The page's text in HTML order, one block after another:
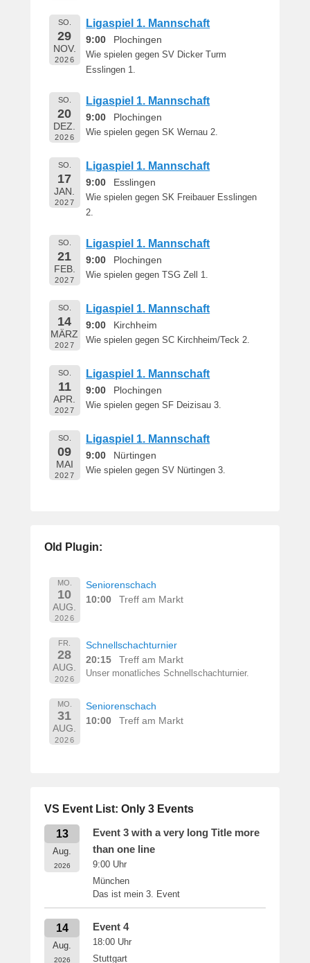
a
M
SO.
29
NOV.
2026
Ligaspiel 1. Mannschaft
9:00 Plochingen
Wie spielen gegen SV Dicker Turm
Esslingen 1.
SO.
20
DEZ.
2026
Ligaspiel 1. Mannschaft
9:00 Plochingen
Wie spielen gegen SK Wernau 2.
SO.
17
JAN.
2027
Ligaspiel 1. Mannschaft
9:00 Esslingen
Wie spielen gegen SK Freibauer Esslingen
2.
SO.
21
FEB.
2027
Ligaspiel 1. Mannschaft
9:00 Plochingen
Wie spielen gegen TSG Zell 1.
SO.
14
MÄRZ
2027
Ligaspiel 1. Mannschaft
9:00 Kirchheim
Wie spielen gegen SC Kirchheim/Teck 2.
SO.
11
APR.
2027
Ligaspiel 1. Mannschaft
9:00 Plochingen
Wie spielen gegen SF Deizisau 3.
SO.
09
MAI
2027
Ligaspiel 1. Mannschaft
9:00 Nürtingen
Wie spielen gegen SV Nürtingen 3.
Old Plugin:
MO.
10
AUG.
2026
Seniorenschach
10:00
Treff am Markt
FR.
28
AUG.
2026
Schnellschachturnier
20:15
Treff am Markt
Unser monatliches Schnellschachturnier.
MO.
31
AUG.
2026
Seniorenschach
10:00
Treff am Markt
VS Event List: Only 3 Events
13
Aug.
2026
Event 3 with a very long Title more
than one line
9:00 Uhr
München
Das ist mein 3. Event
14
Aug.
2026
Event 4
18:00 Uhr
Stuttgart